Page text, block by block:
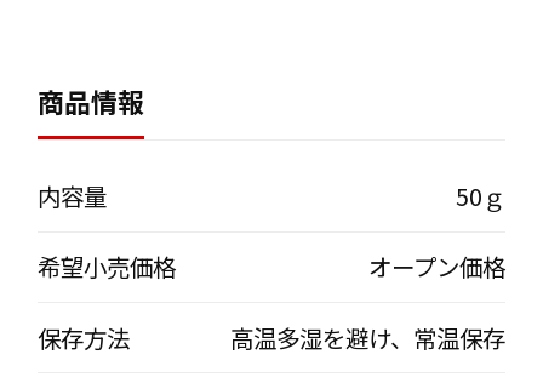
商品情報
内容量 50ｇ
希望小売価格 オープン価格
保存方法 高温多湿を避け、常温保存